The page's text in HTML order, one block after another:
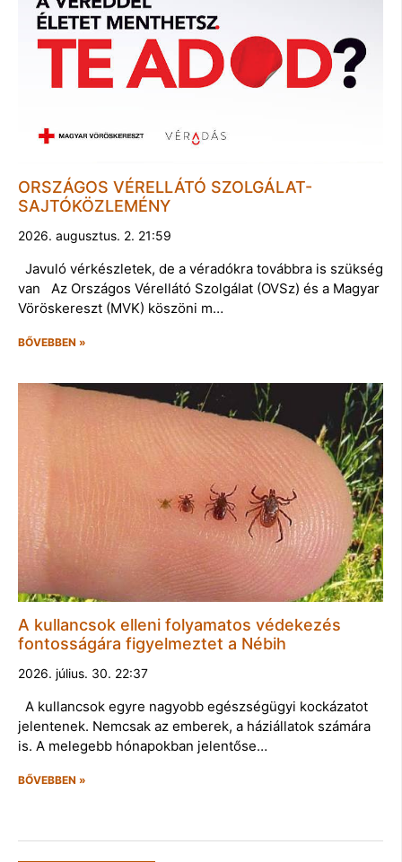
ORSZÁGOS VÉRELLÁTÓ SZOLGÁLAT-
SAJTÓKÖZLEMÉNY
2026. augusztus. 2. 21:59
Javuló vérkészletek, de a véradókra továbbra is szükség
van Az Országos Vérellátó Szolgálat (OVSz) és a Magyar
Vöröskereszt (MVK) köszöni m…
BŐVEBBEN »
A kullancsok elleni folyamatos védekezés
fontosságára figyelmeztet a Nébih
2026. július. 30. 22:37
A kullancsok egyre nagyobb egészségügyi kockázatot
jelentenek. Nemcsak az emberek, a háziállatok számára
is. A melegebb hónapokban jelentőse…
BŐVEBBEN »